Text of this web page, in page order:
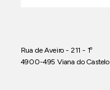
Rua de Aveiro - 211 - 1º
4900-495 Viana do Castelo